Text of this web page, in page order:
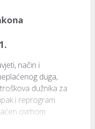
način i
duga,
dužnika za
i reprogram
ovrhom